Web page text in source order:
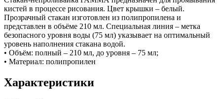
Замки прочие
Ящики для инструментов
Пленки солнцезащитные для окон
Все товары раздела«Хозтовары»
кистей в процессе рисования. Цвет крышки – белый.
Прозрачный стакан изготовлен из полипропилена и
представлен в объёме 210 мл. Специальная линия – метка
безопасного уровня воды (75 мл) указывает на оптимальный
уровень наполнения стакана водой.
• Объём: полный – 210 мл, до уровня – 75 мл;
• Материал: полипропилен
Характеристики